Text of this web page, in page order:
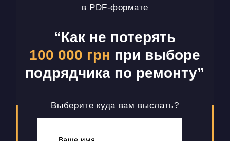
в PDF-формате
“Как не потерять
100 000 грн при выборе
подрядчика по ремонту”
Выберите куда вам выслать?